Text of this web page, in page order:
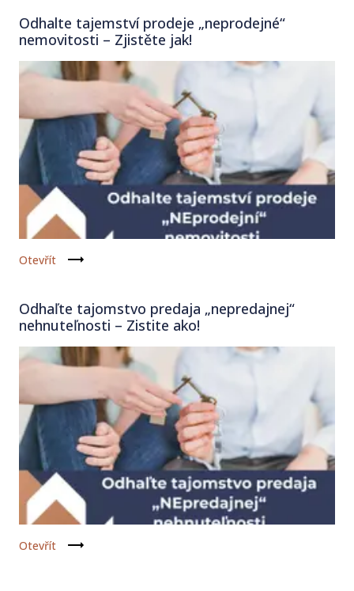
Odhalte tajemství prodeje „neprodejné“
nemovitosti – Zjistěte jak!
Otevřít
Odhaľte tajomstvo predaja „nepredajnej“
nehnuteľnosti – Zistite ako!
Otevřít